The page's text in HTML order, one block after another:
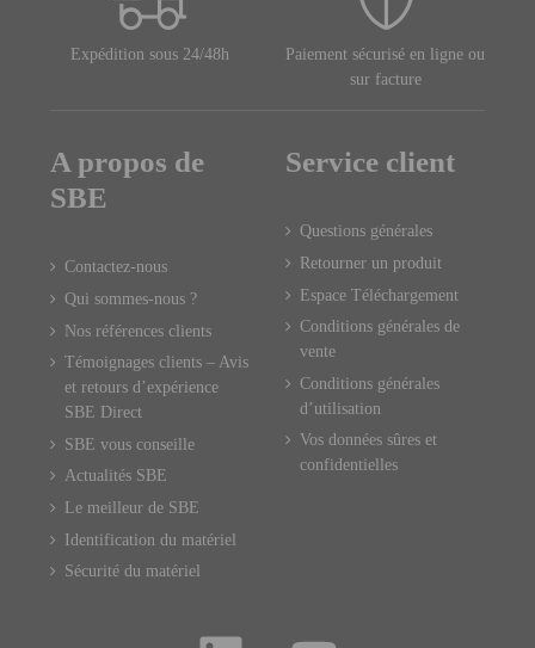
Expédition sous 24/48h
Paiement sécurisé en ligne ou
sur facture
A propos de
SBE
Contactez-nous
Qui sommes-nous ?
Nos références clients
Témoignages clients – Avis
et retours d’expérience
SBE Direct
SBE vous conseille
Actualités SBE
Le meilleur de SBE
Identification du matériel
Sécurité du matériel
Service client
Questions générales
Retourner un produit
Espace Téléchargement
Conditions générales de
vente
Conditions générales
d’utilisation
Vos données sûres et
confidentielles